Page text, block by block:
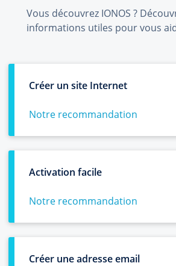
Vous découvrez IONOS ?
informations utiles pour vous
Créer un site Internet
Notre recommandation
Activation facile
Notre recommandation
Créer une adresse email